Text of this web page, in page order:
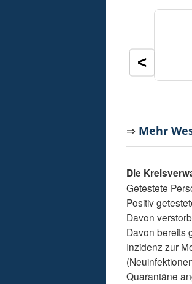
<
⇒ Mehr
Die
Getestete
Positiv
Davon
Davon bereits
Inzidenz zur
Quarantäne